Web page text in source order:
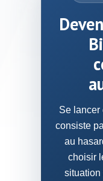
Informations sur
Se lancer
consiste
au
choisir
situation